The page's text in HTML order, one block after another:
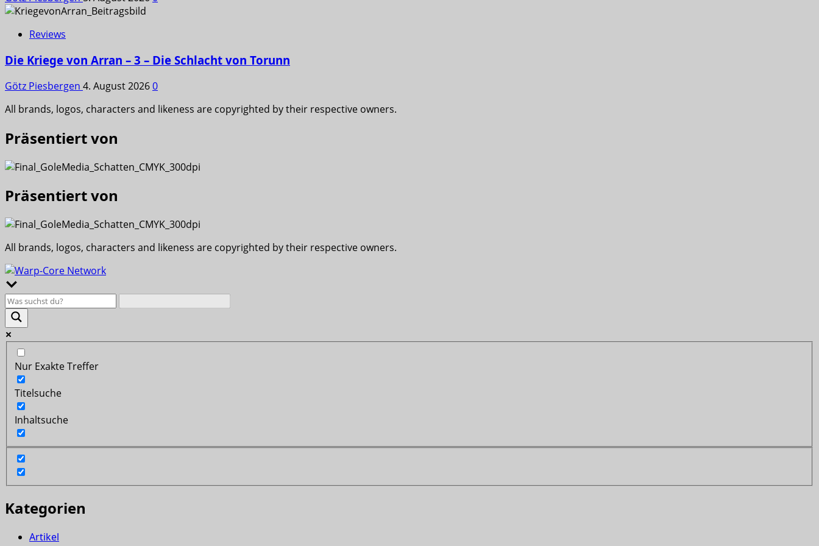
Reviews
Die Kriege von Arran – 3 – Die Schlacht von Torunn
Götz Piesbergen 4. August 20260
All brands, logos, characters and likeness are copyrighted by their respective owners.
Präsentiert von
Präsentiert von
All brands, logos, characters and likeness are copyrighted by their respective owners.
Nur Exakte Treffer
Titelsuche
Inhaltsuche
Kategorien
Artikel